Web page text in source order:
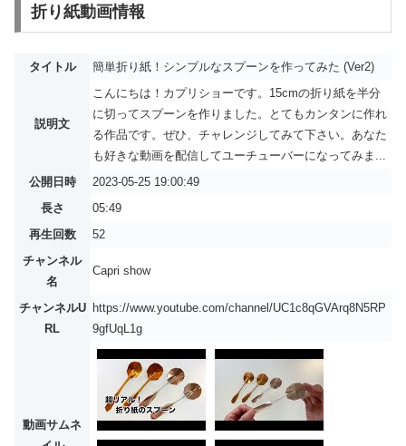
折り紙動画情報
タイトル 簡単折り紙！シンプルなスプーンを作ってみた (Ver2)
説明文
こんにちは！カプリショーです。15cmの折り紙を半分
に切ってスプーンを作りました。とてもカンタンに作れ
る作品です。ぜひ、チャレンジしてみて下さい。あなた
も好きな動画を配信してユーチューバーになってみま...
公開日時
2023-05-25 19:00:49
長さ
05:49
再生回数
52
チャンネル
名
Capri show
チャンネルU
RL
https://www.youtube.com/channel/UC1c8qGVArq8N5RP
9gfUqL1g
動画サムネ